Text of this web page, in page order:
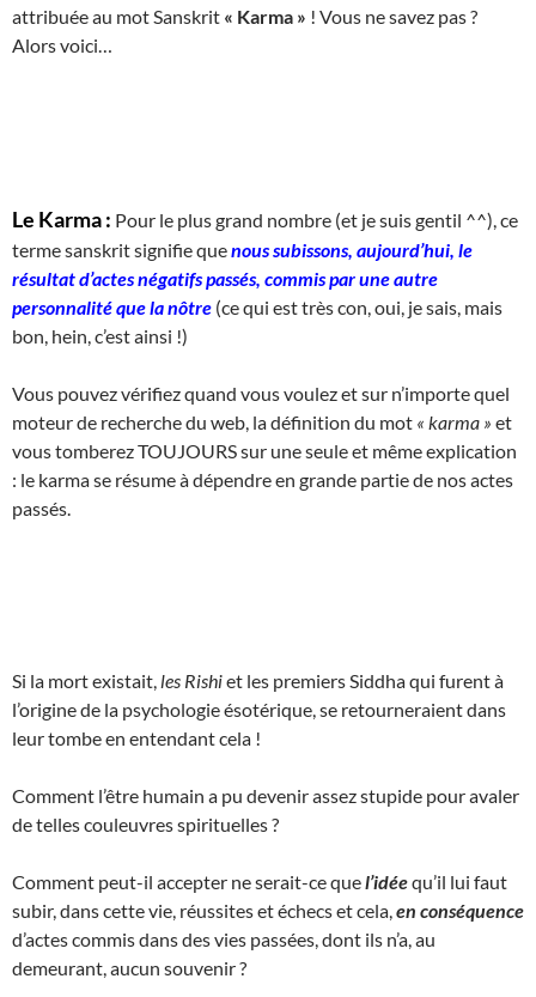
attribuée au mot Sanskrit « Karma » ! Vous ne savez pas ?
Alors voici…
Le Karma : Pour le plus grand nombre (et je suis gentil ^^), ce
terme sanskrit signifie quenous subissons, aujourd’hui, le
résultat d’actes négatifs passés, commis par une autre
personnalité que la nôtre (ce qui est très con, oui, je sais, mais
bon, hein, c’est ainsi !)
Vous pouvez vérifiez quand vous voulez et sur n’importe quel
moteur de recherche du web, la définition du mot « karma » et
vous tomberez TOUJOURS sur une seule et même explication
: le karma se résume à dépendre en grande partie de nos actes
passés.
Si la mort existait, les Rishiet les premiers Siddha qui furent à
l’origine de la psychologie ésotérique, se retourneraient dans
leur tombe en entendant cela !
Comment l’être humain a pu devenir assez stupide pour avaler
de telles couleuvres spirituelles ?
Comment peut-il accepter ne serait-ce quel’idéequ’il lui faut
subir, dans cette vie, réussites et échecs et cela, en conséquence
d’actes commis dans des vies passées, dont ils n’a, au
demeurant, aucun souvenir ?